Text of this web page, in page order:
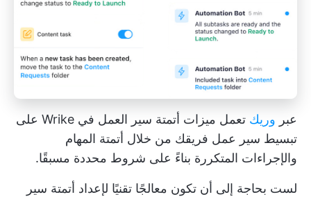
عبر وريك
تعمل ميزات أتمتة سير العمل في Wrike على
تبسيط سير عمل فريقك من خلال أتمتة المهام
والإجراءات المتكررة بناءً على شروط محددة مسبقًا.
لست بحاجة إلى أن تكون معالجًا تقنيًا لإعداد أتمتة سير